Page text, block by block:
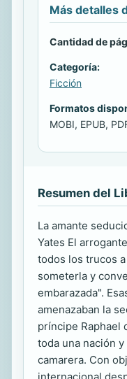
Más detalles
Cantidad de
Categoría:
Ficción
Formatos
MOBI, EPUB,
Resumen del
La amante
Yates El
todos los trucos
someterla y
embarazada".
amenazaban la
príncipe Raphael
toda una nación
camarera. Con